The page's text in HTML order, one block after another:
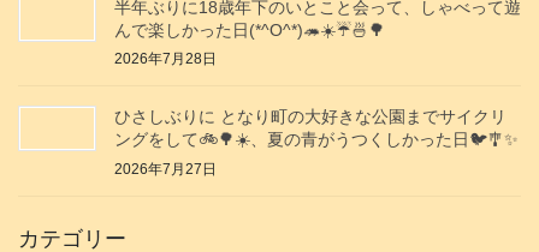
半年ぶりに18歳年下のいとこと会って、しゃべって遊
んで楽しかった日(*^O^*)🦔☀️☔🍜🌳
2026年7月28日
ひさしぶりに となり町の大好きな公園までサイクリ
ングをして🚲️🌳☀️、夏の青がうつくしかった日🐦️🎐✨️
2026年7月27日
カテゴリー